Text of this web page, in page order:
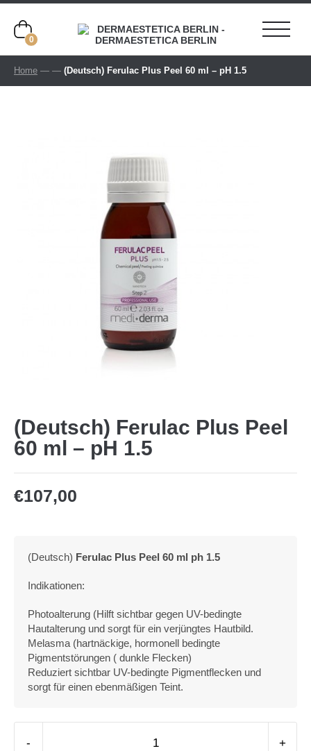
0
Home — — (Deutsch) Ferulac Plus Peel 60 ml – pH 1.5
(Deutsch) Ferulac Plus Peel
60 ml – pH 1.5
€107,00
(Deutsch) Ferulac Plus Peel 60 ml ph 1.5
Indikationen:
Photoalterung (Hilft sichtbar gegen UV-bedingte
Hautalterung und sorgt für ein verjüngtes Hautbild.
Melasma (hartnäckige, hormonell bedingte
Pigmentstörungen ( dunkle Flecken)
Reduziert sichtbar UV-bedingte Pigmentflecken und
sorgt für einen ebenmäßigen Teint.
- +